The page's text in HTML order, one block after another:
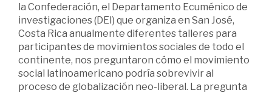
la Confederación, el Departamento Ecuménico de
investigaciones (DEI) que organiza en San José,
Costa Rica anualmente diferentes talleres para
participantes de movimientos sociales de todo el
continente, nos preguntaron cómo el movimiento
social latinoamericano podría sobrevivir al
proceso de globalización neo-liberal. La pregunta